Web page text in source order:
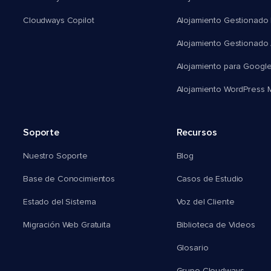
Cloudways Copilot Alojamiento Gestionado
Alojamiento Gestionado
Alojamiento para
Alojamiento WordPress
Soporte
Nuestro Soporte
Base de Conocimientos
Estado del Sistema
Migración Web Gratuita
Recursos
Blog
Casos de Estudio
Voz del Cliente
Biblioteca de Videos
Glosario